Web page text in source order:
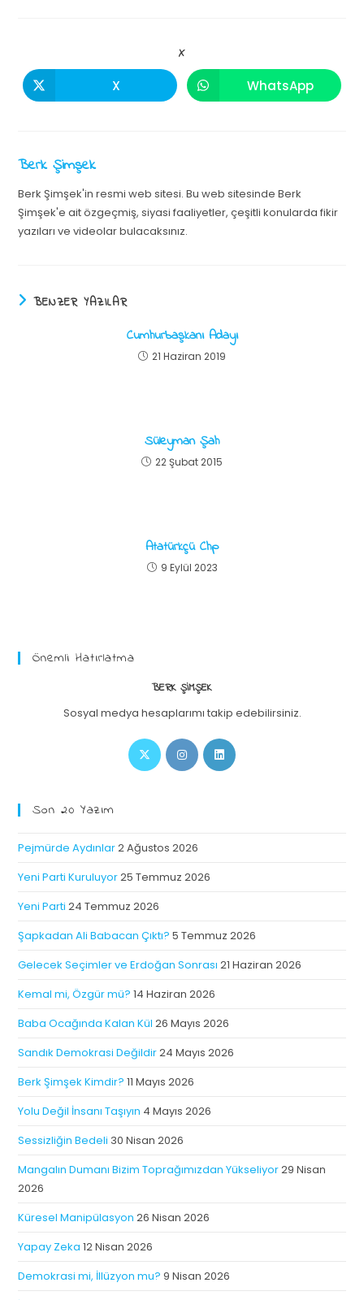
X
X
WhatsApp
Berk Şimşek
Berk Şimşek'in resmi web sitesi. Bu web sitesinde Berk
Şimşek'e ait özgeçmiş, siyasi faaliyetler, çeşitli konularda fikir
yazıları ve videolar bulacaksınız.
BENZER YAZILAR
Cumhurbaşkanı Adayı
21 Haziran 2019
Süleyman Şah
22 Şubat 2015
Atatürkçü Chp
9 Eylül 2023
Önemli Hatırlatma
BERK ŞIMŞEK
Sosyal medya hesaplarımı takip edebilirsiniz.
Son 20 Yazım
Pejmürde Aydınlar2 Ağustos 2026
Yeni Parti Kuruluyor25 Temmuz 2026
Yeni Parti 24 Temmuz 2026
Şapkadan Ali Babacan Çıktı? 5 Temmuz 2026
Gelecek Seçimler ve Erdoğan Sonrası 21 Haziran 2026
Kemal mi, Özgür mü? 14 Haziran 2026
Baba Ocağında Kalan Kül 26 Mayıs 2026
Sandık Demokrasi Değildir24 Mayıs 2026
Berk Şimşek Kimdir? 11 Mayıs 2026
Yolu Değil İnsanı Taşıyın 4 Mayıs 2026
Sessizliğin Bedeli 30 Nisan 2026
Mangalın Dumanı Bizim Toprağımızdan Yükseliyor29 Nisan
2026
Küresel Manipülasyon 26 Nisan 2026
Yapay Zeka 12 Nisan 2026
Demokrasi mi, İllüzyon mu? 9 Nisan 2026